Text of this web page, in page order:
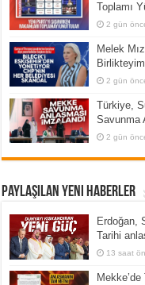
Toplamı
2 gün
Melek
Birlikteyim
2 gün
Türkiye,
Savunma
2 gün
Paylaşılan Yeni Haberler
Erdoğan,
Tarihi
13 saat